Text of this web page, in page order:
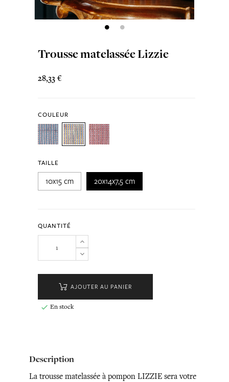
Trousse matelassée Lizzie
28,33 €
COULEUR
TAILLE
10x15 cm 20x14x7,5 cm
QUANTITÉ
AJOUTER AU PANIER
 En stock
Description
La trousse matelassée à pompon LIZZIE sera votre